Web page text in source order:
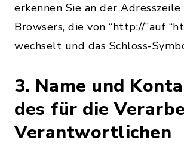
erkennen Sie an der Adresszeile
Browsers, die von “http://”auf
wechselt und das Schloss-
3. Name und
des für die
Verantwortlichen